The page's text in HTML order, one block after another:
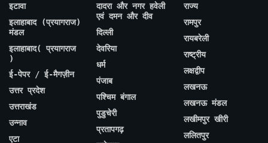
इटावा
इलाहाबाद (प्रयागराज)
मंडल
इलाहाबाद( प्रयागराज
)
ई-पेपर / ई-मैगज़ीन
उत्तर प्रदेश
उत्तराखंड
उन्नाव
एटा
दादरा और नगर हवेली
एवं दमन और दीव
दिल्ली
देवरिया
धर्म
पंजाब
पश्चिम बंगाल
पुडुचेरी
प्रतापगढ़
राज्य
रामपुर
रायबरेली
राष्ट्रीय
लक्षद्वीप
लखनऊ
लखनऊ मंडल
लखीमपुर खीरी
ललितपुर